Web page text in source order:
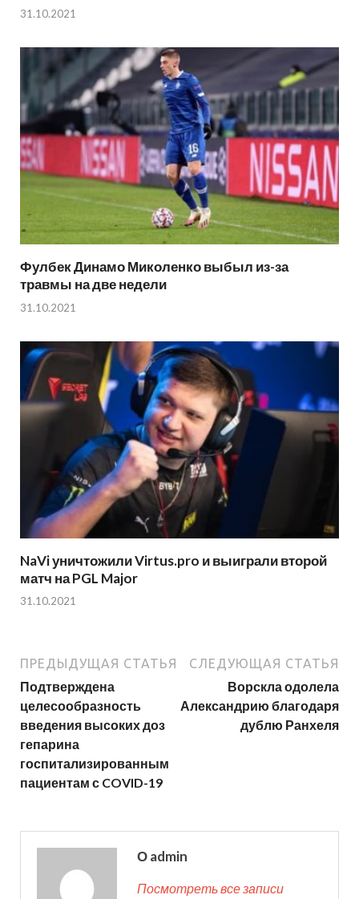
31.10.2021
Фулбек Динамо Миколенко выбыл из-за
травмы на две недели
31.10.2021
NaVi уничтожили Virtus.pro и выиграли второй
матч на PGL Major
31.10.2021
ПРЕДЫДУЩАЯ СТАТЬЯ
Подтверждена
целесообразность
введения высоких доз
гепарина
госпитализированным
пациентам с COVID-19
СЛЕДУЮЩАЯ СТАТЬЯ
Ворскла одолела
Александрию благодаря
дублю Ранхеля
О admin
Посмотреть все записи